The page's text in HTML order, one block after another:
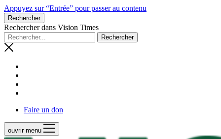
Appuyez sur “Entrée” pour passer au contenu
Rechercher
Rechercher dans Vision Times
Faire un don
ouvrir menu